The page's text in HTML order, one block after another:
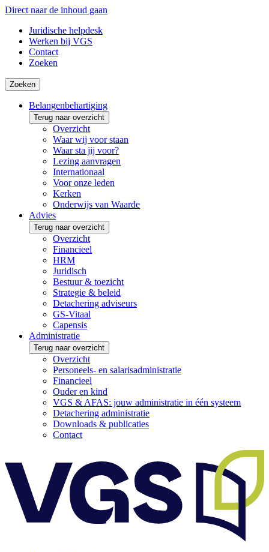
Direct naar de inhoud gaan
Juridische helpdesk
Werken bij VGS
Contact
Zoeken
Zoeken
Belangenbehartiging
Terug naar overzicht
Overzicht
Waar wij voor staan
Waar sta jij voor?
Lezing aanvragen
Internationaal
Voor onze leden
Kerken
Onderwijs van Waarde
Advies
Terug naar overzicht
Overzicht
Financieel
HRM
Juridisch
Bestuur & toezicht
Strategie & beleid
Detachering adviseurs
GS-Vitaal
Capensis
Administratie
Terug naar overzicht
Overzicht
Personeels- en salarisadministratie
Financieel
Ouder en kind
VGS & AFAS: jouw administratie in één systeem
Detachering administratie
Downloads & publicaties
Contact